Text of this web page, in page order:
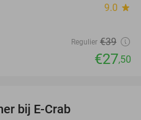
9.0 star
Regulier €39
€27,50
bij E-Crab